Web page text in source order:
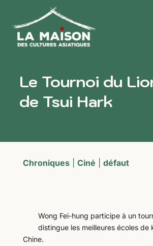
Le Tournoi du
de Tsui Hark
Chroniques| Ciné défaut
Wong Fei-hung participe à un
distingue les meilleures écoles de
Chine.